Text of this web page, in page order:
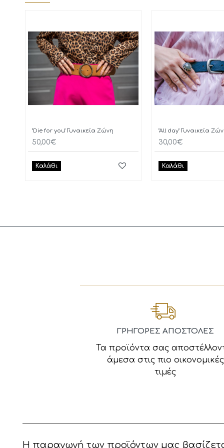
"Die for you" Γυναικεία Ζώνη
50,00€
Καλάθι
"All day" Γυναικεία
30,00€
Καλάθι
ΓΡΗΓΟΡΕΣ ΑΠΟΣΤΟΛΕΣ
Τα προϊόντα σας
άμεσα στις πιο οικονομικές
τιμές
Η παραγωγή των προϊόντων μας